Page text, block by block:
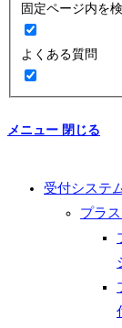
固定ページ内を
よくある質問
メニュー 閉じる
受付システ
プラ